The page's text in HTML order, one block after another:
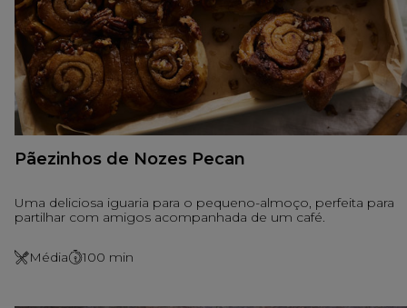
Pãezinhos de Nozes Pecan
Uma deliciosa iguaria para o pequeno-almoço, perfeita para
partilhar com amigos acompanhada de um café.
Média 100 min